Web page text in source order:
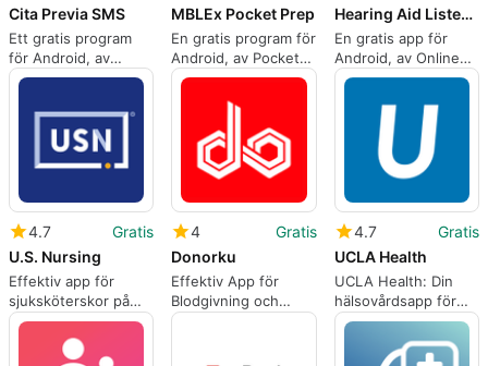
Cita Previa SMS
Ett gratis program
för Android, av
Servicio Murciano de
MBLEx Pocket Prep
En gratis program för
Android, av Pocket
Prep Inc..
Hearing Aid Listening device
En gratis app för
Android, av Online
Education Skills
4.7
Gratis
U.S. Nursing
Effektiv app för
sjuksköterskor på
uppdrag
4
Gratis
Donorku
Effektiv App för
Blodgivning och
Behov
4.7
Gratis
UCLA Health
UCLA Health: Din
hälsovårdsapp för
Android